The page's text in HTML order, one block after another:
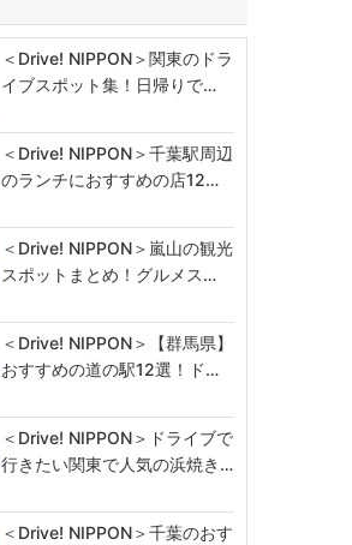
＜Drive! NIPPON＞関東のドラ
イブスポット集！日帰りで…
＜Drive! NIPPON＞千葉駅周辺
のランチにおすすめの店12…
＜Drive! NIPPON＞嵐山の観光
スポットまとめ！グルメス…
＜Drive! NIPPON＞【群馬県】
おすすめの道の駅12選！ド…
＜Drive! NIPPON＞ドライブで
行きたい関東で人気の浜焼き…
＜Drive! NIPPON＞千葉のおす